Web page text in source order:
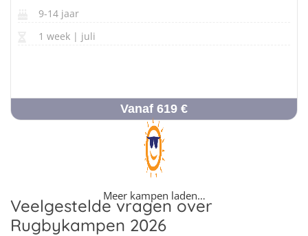
9-14 jaar
1 week | juli
Vanaf 619 €
Meer kampen laden…
Veelgestelde vragen over
Rugbykampen 2026